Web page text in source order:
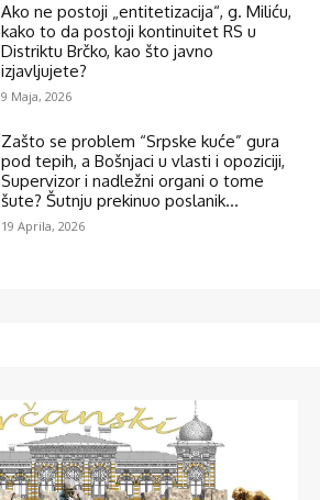
Ako ne postoji „entitetizacija“, g. Miliću,
kako to da postoji kontinuitet RS u
Distriktu Brčko, kao što javno
izjavljujete?
9 Maja, 2026
Zašto se problem “Srpske kuće” gura
pod tepih, a Bošnjaci u vlasti i opoziciji,
Supervizor i nadležni organi o tome
šute? Šutnju prekinuo poslanik...
19 Aprila, 2026